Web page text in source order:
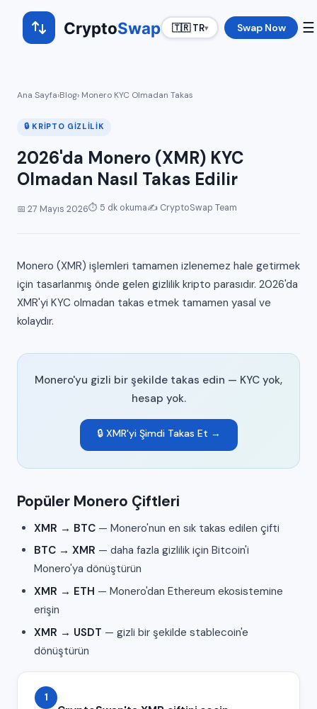
CryptoSwap 🇹🇷 TR▾ Swap Now ☰
Ana Sayfa›Blog› Monero KYC Olmadan Takas
🔒 KRIPTO GIZLILIK
2026'da Monero (XMR) KYC
Olmadan Nasıl Takas Edilir
📅 27 Mayıs 2026⏱ 5 dk okuma✍️ CryptoSwap Team
Monero (XMR) işlemleri tamamen izlenemez hale getirmek
için tasarlanmış önde gelen gizlilik kripto parasıdır. 2026'da
XMR'yi KYC olmadan takas etmek tamamen yasal ve
kolaydır.
Monero'yu gizli bir şekilde takas edin — KYC yok,
hesap yok.
🔒 XMR'yi Şimdi Takas Et →
Popüler Monero Çiftleri
XMR → BTC — Monero'nun en sık takas edilen çifti
BTC → XMR — daha fazla gizlilik için Bitcoin'i
Monero'ya dönüştürün
XMR → ETH — Monero'dan Ethereum ekosistemine
erişin
XMR → USDT — gizli bir şekilde stablecoin'e
dönüştürün
1